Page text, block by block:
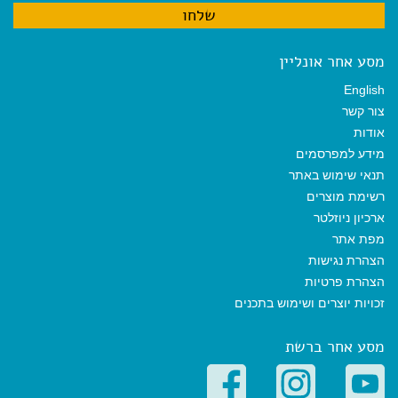
מסע אחר אונליין
English
צור קשר
אודות
מידע למפרסמים
תנאי שימוש באתר
רשימת מוצרים
ארכיון ניוזלטר
מפת אתר
הצהרת נגישות
הצהרת פרטיות
זכויות יוצרים ושימוש בתכנים
מסע אחר ברשת